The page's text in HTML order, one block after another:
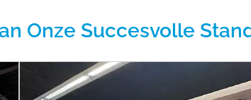
Onze Succesvolle